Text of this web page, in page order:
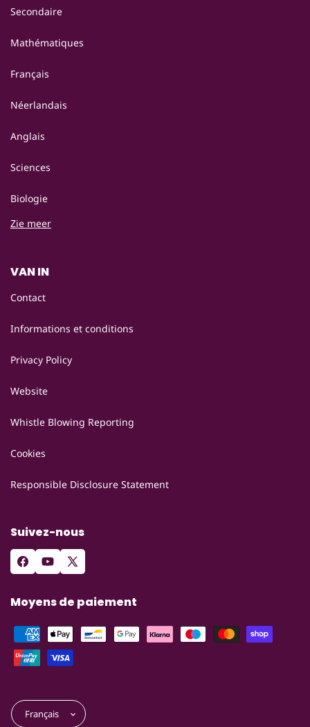
Secondaire
Mathématiques
Français
Néerlandais
Anglais
Sciences
Biologie
Zie meer
VAN IN
Contact
Informations et conditions
Privacy Policy
Website
Whistle Blowing Reporting
Cookies
Responsible Disclosure Statement
Suivez-nous
FacebookYouTube
X
Moyens de paiement
Français